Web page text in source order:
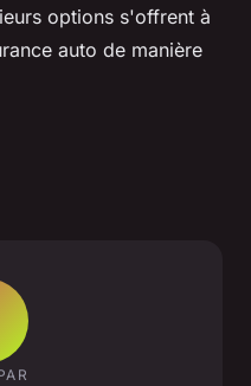
options s'offrent à
auto de manière